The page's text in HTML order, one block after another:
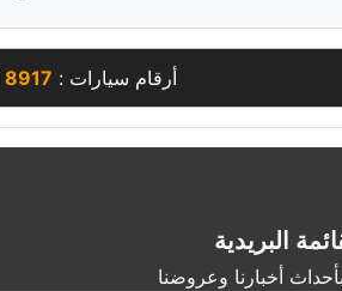
أرقام سيارات : 8917
البريدية
أخبارنا وعروضنا